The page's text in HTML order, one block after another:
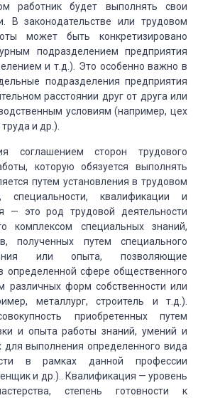
работник будет выполнять свои
В законодательстве или трудовом
может быть конкретизировано
подразделением предприятия
и т.д.). Это особенно важно в
подразделения предприятия
расстоянии друг от друга или
условиям (например, цех
и др.).
соглашением сторон трудового
которую обязуется выполнять
путем установления в трудовом
специальности, квалификации и
— это род трудовой деятельности
комплексом специальных знаний,
полученных путем специального
или опыта, позволяющие
определенной сфере общественного
различных форм собственности или
металлург, строитель и т.д.).
приобретенных путем
и опыта работы знаний, умений и
для выполнения определенного вида
в рамках данной профессии
и др.).. Квалификация — уровень
степень готовности к